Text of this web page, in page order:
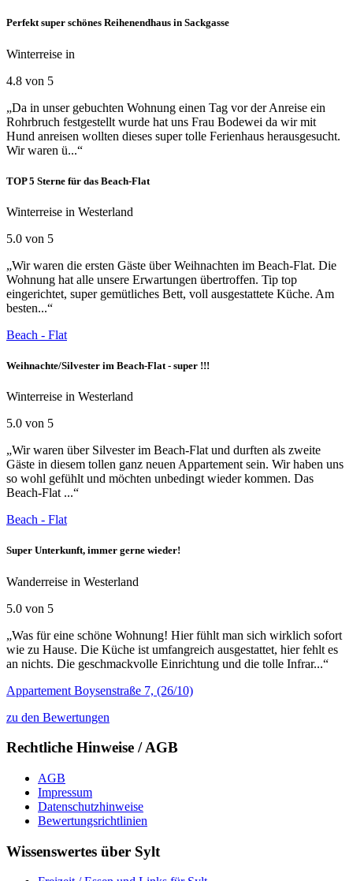
Perfekt super schönes Reihenendhaus in Sackgasse
Winterreise in
4.8 von 5
„Da in unser gebuchten Wohnung einen Tag vor der Anreise ein
Rohrbruch festgestellt wurde hat uns Frau Bodewei da wir mit
Hund anreisen wollten dieses super tolle Ferienhaus herausgesucht.
Wir waren ü...“
TOP 5 Sterne für das Beach-Flat
Winterreise in Westerland
5.0 von 5
„Wir waren die ersten Gäste über Weihnachten im Beach-Flat. Die
Wohnung hat alle unsere Erwartungen übertroffen. Tip top
eingerichtet, super gemütliches Bett, voll ausgestattete Küche. Am
besten...“
Beach - Flat
Weihnachte/Silvester im Beach-Flat - super !!!
Winterreise in Westerland
5.0 von 5
„Wir waren über Silvester im Beach-Flat und durften als zweite
Gäste in diesem tollen ganz neuen Appartement sein. Wir haben uns
so wohl gefühlt und möchten unbedingt wieder kommen. Das
Beach-Flat ...“
Beach - Flat
Super Unterkunft, immer gerne wieder!
Wanderreise in Westerland
5.0 von 5
„Was für eine schöne Wohnung! Hier fühlt man sich wirklich sofort
wie zu Hause. Die Küche ist umfangreich ausgestattet, hier fehlt es
an nichts. Die geschmackvolle Einrichtung und die tolle Infrar...“
Appartement Boysenstraße 7, (26/10)
zu den Bewertungen
Rechtliche Hinweise / AGB
AGB
Impressum
Datenschutzhinweise
Bewertungsrichtlinien
Wissenswertes über Sylt